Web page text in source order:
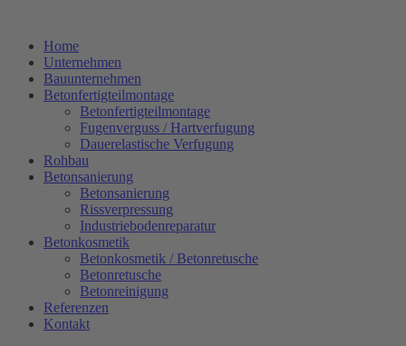
springenHome
Unternehmen
Bauunternehmen
Betonfertigteilmontage
Betonfertigteilmontage
Fugenverguss / Hartverfugung
Dauerelastische Verfugung
Rohbau
Betonsanierung
Betonsanierung
Rissverpressung
Industriebodenreparatur
Betonkosmetik
Betonkosmetik / Betonretusche
Betonretusche
Betonreinigung
Referenzen
Kontakt